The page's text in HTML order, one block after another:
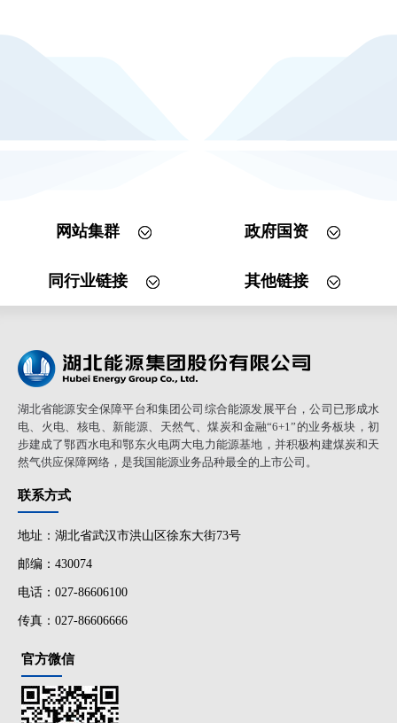
网站集群 政府国资
同行业链接 其他链接
湖北省能源安全保障平台和集团公司综合能源发展平台，公司已形成水
电、火电、核电、新能源、天然气、煤炭和金融“6+1”的业务板块，初
步建成了鄂西水电和鄂东火电两大电力能源基地，并积极构建煤炭和天
然气供应保障网络，是我国能源业务品种最全的上市公司。
联系方式
地址：湖北省武汉市洪山区徐东大街73号
邮编：430074
电话：027-86606100
传真：027-86606666
官方微信